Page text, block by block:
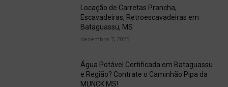
Locação de Carretas Prancha,
Escavadeiras, Retroescavadeiras em
Bataguassu, MS
dezembro 7, 2025
Água Potável Certificada em Bataguassu
e Região? Contrate o Caminhão Pipa da
MUNCK MS!